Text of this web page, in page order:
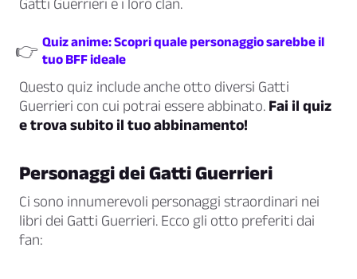
Gatti Guerrieri e i loro clan.
👉 Quiz anime: Scopri quale personaggio sarebbe il
tuo BFF ideale
Questo quiz include anche otto diversi Gatti
Guerrieri con cui potrai essere abbinato. Fai il quiz
e trova subito il tuo abbinamento!
Personaggi dei Gatti Guerrieri
Ci sono innumerevoli personaggi straordinari nei
libri dei Gatti Guerrieri. Ecco gli otto preferiti dai
fan: